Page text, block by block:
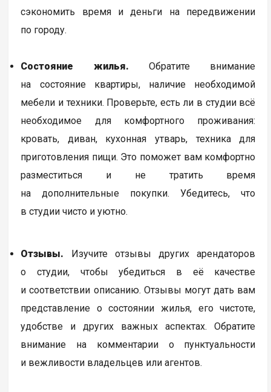
сэкономить время и деньги на передвижении
по городу.
Состояние жилья. Обратите внимание
на состояние квартиры, наличие необходимой
мебели и техники. Проверьте, есть ли в студии всё
необходимое для комфортного проживания:
кровать, диван, кухонная утварь, техника для
приготовления пищи. Это поможет вам комфортно
разместиться и не тратить время
на дополнительные покупки. Убедитесь, что
в студии чисто и уютно.
Отзывы. Изучите отзывы других арендаторов
о студии, чтобы убедиться в её качестве
и соответствии описанию. Отзывы могут дать вам
представление о состоянии жилья, его чистоте,
удобстве и других важных аспектах. Обратите
внимание на комментарии о пунктуальности
и вежливости владельцев или агентов.